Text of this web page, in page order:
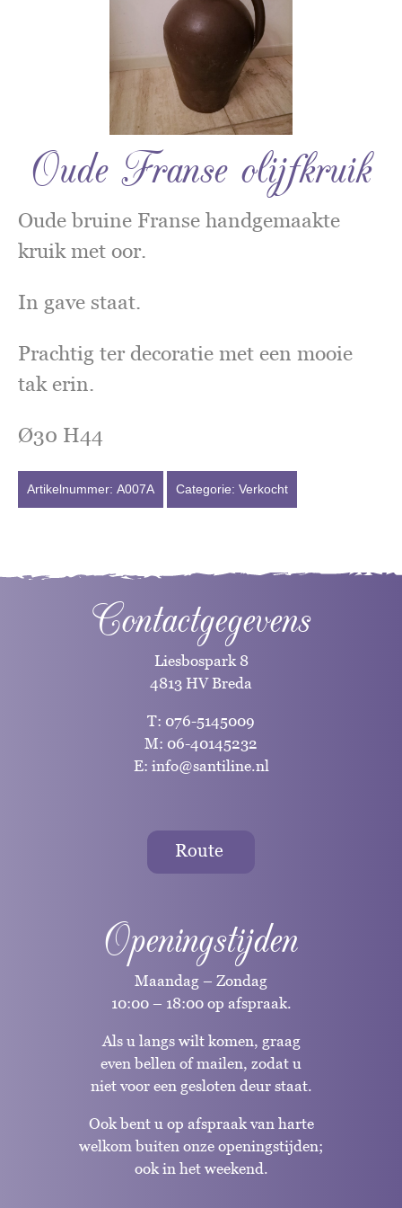
Oude Franse olijfkruik
Oude bruine Franse handgemaakte
kruik met oor.
In gave staat.
Prachtig ter decoratie met een mooie
tak erin.
Ø30 H44
Artikelnummer: A007A Categorie: Verkocht
Contactgegevens
Liesbospark 8
4813 HV Breda
T: 076-5145009
M: 06-40145232
E: info@santiline.nl
Route
Openingstijden
Maandag – Zondag
10:00 – 18:00 op afspraak.
Als u langs wilt komen, graag
even bellen of mailen, zodat u
niet voor een gesloten deur staat.
Ook bent u op afspraak van harte
welkom buiten onze openingstijden;
ook in het weekend.